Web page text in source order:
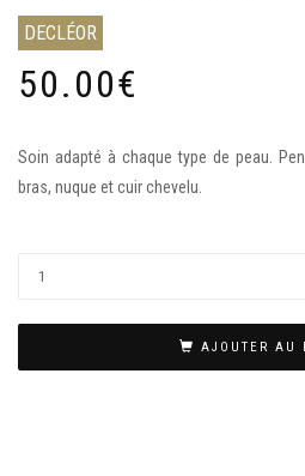
DECLÉOR
50.00€
Soin adapté à chaque type de peau.
bras, nuque et cuir chevelu.
AJOUTER AU